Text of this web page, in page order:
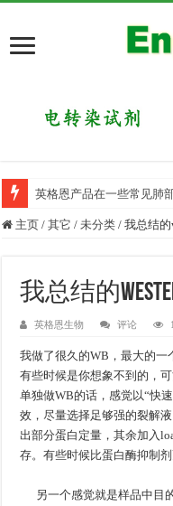
英格恩产品在一些常见肺
主页 / 其它 / 未分类 / 我总结
我总结的
英格恩生物 评论
我做了很久的WB，最大的
有些时候是你想象不到的，
单独做WB的话，感觉以“快
效，尽量选择足够强的裂解
出部分蛋白定量，其余加入
存。有些时候比蛋白酶抑制剂
另一个感觉就是样品中目